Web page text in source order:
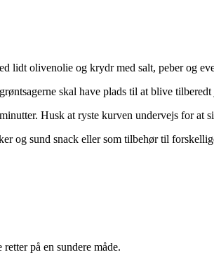
lidt olivenolie og krydr med salt, peber og
skal have plads til at blive
Husk at ryste kurven undervejs for at
og sund snack eller som tilbehør til
på en sundere måde.